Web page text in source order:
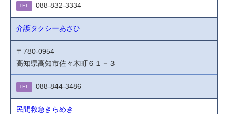
TEL 088-832-3334
介護タクシーあさひ
〒780-0954
高知県高知市佐々木町６１－３
TEL 088-844-3486
民間救急きらめき